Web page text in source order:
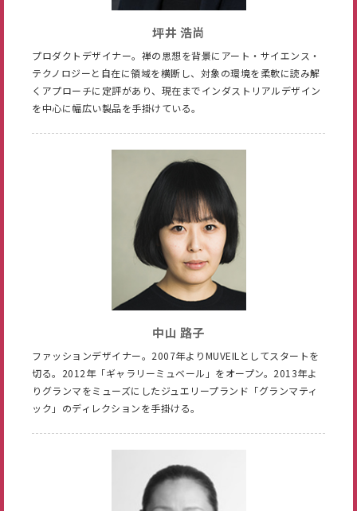
坪井 浩尚
プロダクトデザイナー。禅の思想を背景にアート・サイエンス・
テクノロジーと自在に領域を横断し、対象の環境を柔軟に読み解
くアプローチに定評があり、現在までインダストリアルデザイン
を中心に幅広い製品を手掛けている。
中山 路子
ファッションデザイナー。2007年よりMUVEILとしてスタートを
切る。2012年「ギャラリーミュベール」をオープン。2013年よ
りグランマをミューズにしたジュエリープランド「グランマティ
ック」のディレクションを手掛ける。